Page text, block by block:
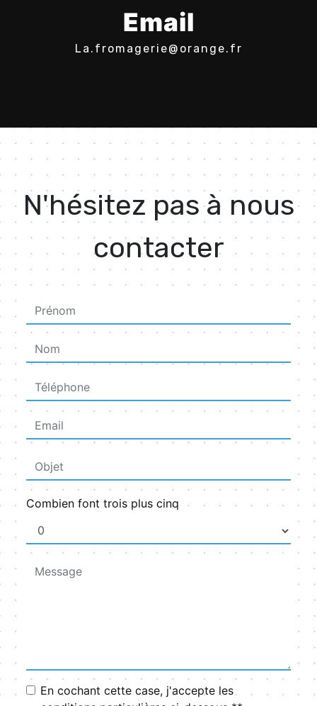
Email
la.fromagerie@orange.fr
N'hésitez pas à nous
contacter
Combien font trois plus cinq
En cochant cette case, j'accepte les